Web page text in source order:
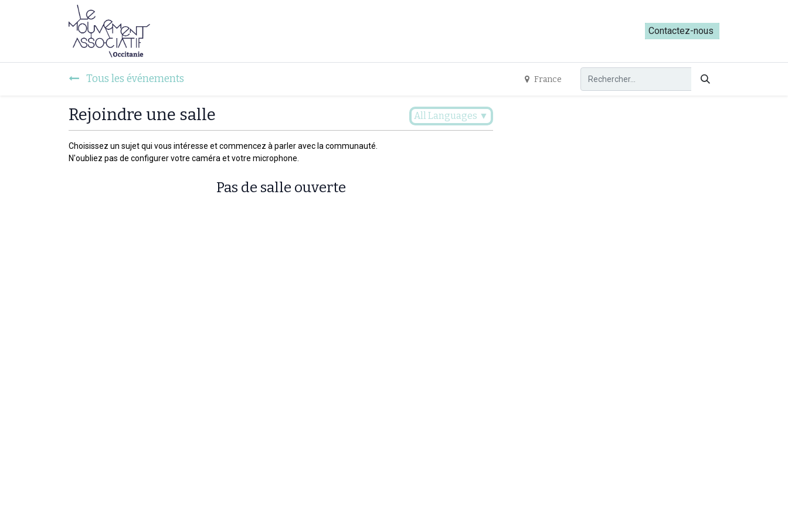
Les ateliers du Parcours ADRESS [mai-juin 2026]
Contactez-nous​​
Tous les événements France
Rejoindre une salle All Languages ▼
Choisissez un sujet qui vous intéresse et commencez à parler avec la communauté.
N'oubliez pas de configurer votre caméra et votre microphone.
Pas de salle ouverte